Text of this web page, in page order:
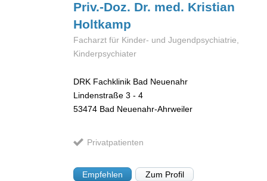
Priv.-Doz. Dr. med. Kristian
Holtkamp
Facharzt für Kinder- und Jugendpsychiatrie,
Kinderpsychiater
DRK Fachklinik Bad Neuenahr
Lindenstraße 3 - 4
53474 Bad Neuenahr-Ahrweiler
Privatpatienten
Empfehlen Zum Profil